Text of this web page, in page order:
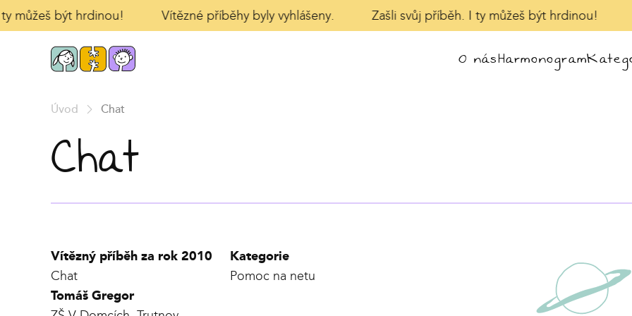
můžeš být hrdinou! Vítězné příběhy byly vyhlášeny. Zašli svůj příběh. I ty můžeš být hrdinou!
O násHarmonogram
Úvod Chat
Chat
Vítězný příběh za rok 2010
Chat
Kategorie
Pomoc na netu
Tomáš Gregor